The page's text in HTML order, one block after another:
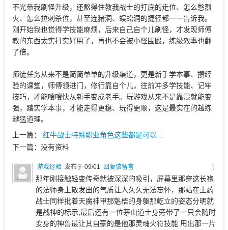
不光带我刷怪升级，还熬得住教我战士的打底的走位、怎么憋烈
火、怎么拉刺杀位，甚至连猪洞、蜈蚣洞的捷径都一一告诉我。
刚开始我也觉得学技能麻烦，后来自己自个儿刷怪，才发现师傅
教的东西太实打实好用了，再也不会被小怪围殴，练级效率也翻
了倍。
师徒任务从来不是简简单单的升级渠道，更是新手学本事、攒经
验的课堂，师傅领进门，修行靠自个儿，往前冲多学技能、记牢
技巧，才能嗖嗖快从新手变成老手。玩游戏从来不是靠混就能变
强，踏实学本事，才能走得更稳、玩得更顺，这是最实在的越练
越猛道理。
上一篇： 红牛战士特殊职业角色这些都是可以…
下一篇： 没有资料
1
游戏经验 发布于 09/01 回复该留言
那年刚接触轻变传奇就被深深的吸引，屏幕里那穿这长袍
的法师身上散发出的气质让人久久无法忘怀，那站在土药
战士同样批着天魔神甲那魁梧的身躯那屹立的姿态分明就
是战神的标示,最后还有一位茅山道士身旁带了一只会随时
变身的神兽最让其自豪的是他那灵魂火符技能 甩出那一片